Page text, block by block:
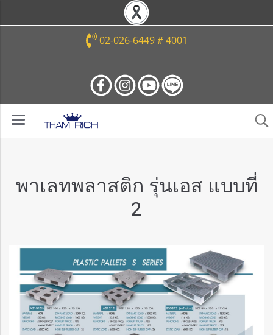
02-026-6449 # 4001
พาเลทพลาสติก รุ่นเอส แบบที่
2